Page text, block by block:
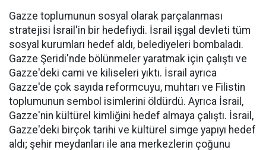
Gazze toplumunun sosyal olarak parçalanması
stratejisi İsrail'in bir hedefiydi. İsrail işgal devleti tüm
sosyal kurumları hedef aldı, belediyeleri bombaladı.
Gazze Şeridi'nde bölünmeler yaratmak için çalıştı ve
Gazze'deki cami ve kiliseleri yıktı. İsrail ayrıca
Gazze'de çok sayıda reformcuyu, muhtarı ve Filistin
toplumunun sembol isimlerini öldürdü. Ayrıca İsrail,
Gazze'nin kültürel kimliğini hedef almaya çalıştı. İsrail,
Gazze'deki birçok tarihi ve kültürel simge yapıyı hedef
aldı; şehir meydanları ile ana merkezlerin çoğunu